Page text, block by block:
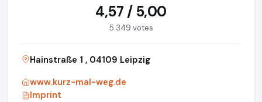
4,57 / 5,00
5.349 votes
Hainstraße 1 , 04109 Leipzig
www.kurz-mal-weg.de
Imprint